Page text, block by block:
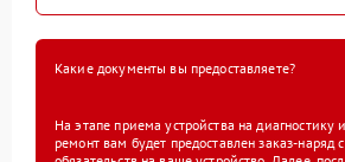
Какие документы вы предоставляете?
На этапе приема устройства на
ремонт вам будет предоставлен заказ-наряд